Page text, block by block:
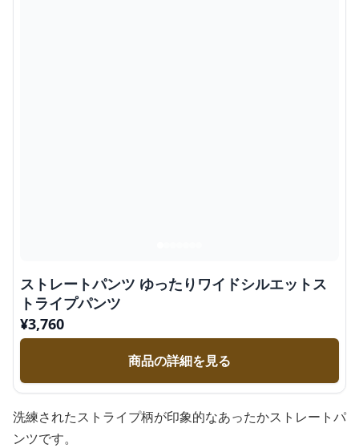
ストレートパンツ ゆったりワイドシルエットス
トライプパンツ
¥3,760
商品の詳細を見る
洗練されたストライプ柄が印象的なあったかストレートパ
ンツです。